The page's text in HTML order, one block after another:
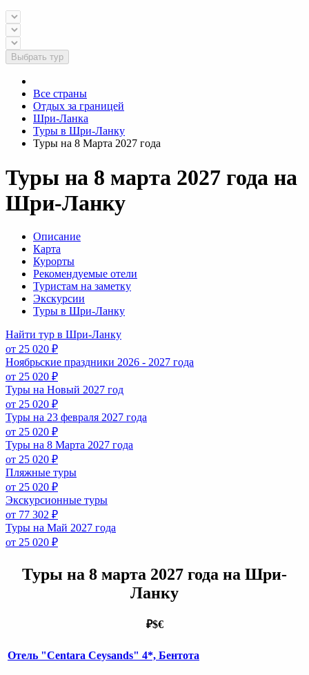
Выбрать тур
Все страны
Отдых за границей
Шри-Ланка
Туры в Шри-Ланку
Туры на 8 Марта 2027 года
Туры на 8 марта 2027 года на
Шри-Ланку
Описание
Карта
Курорты
Рекомендуемые отели
Туристам на заметку
Экскурсии
Туры в Шри-Ланку
Найти тур в Шри-Ланку
от 25 020 ₽
Ноябрьские праздники 2026 - 2027 года
от 25 020 ₽
Туры на Новый 2027 год
от 25 020 ₽
Туры на 23 февраля 2027 года
от 25 020 ₽
Туры на 8 Марта 2027 года
от 25 020 ₽
Пляжные туры
от 25 020 ₽
Экскурсионные туры
от 77 302 ₽
Туры на Май 2027 года
от 25 020 ₽
Туры на 8 марта 2027 года на Шри-
Ланку
₽$€
Отель "Centara Ceysands" 4*, Бентота